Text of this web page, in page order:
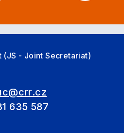
- Joint Secretariat)
635 587